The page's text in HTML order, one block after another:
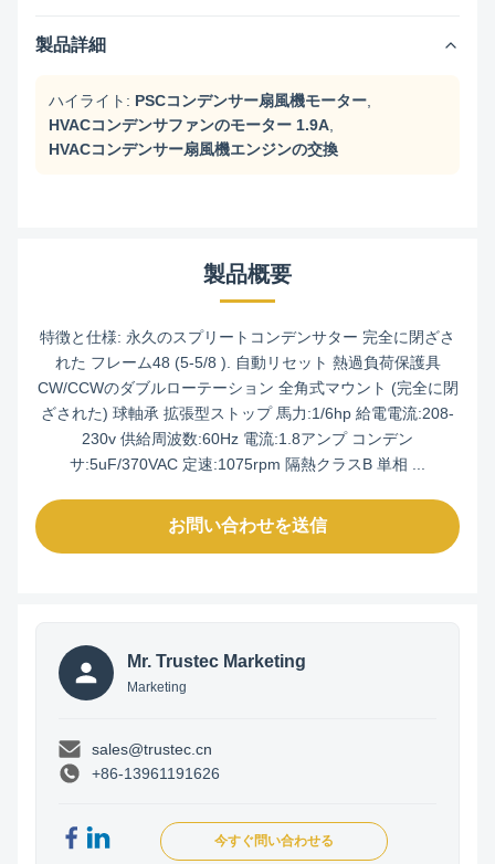
製品詳細
ハイライト: PSCコンデンサー扇風機モーター
HVACコンデンサファンのモーター 1.9A
HVACコンデンサー扇風機エンジンの交換
製品概要
特徴と仕様: 永久のスプリートコンデンサター 完全に閉ざさ
れた フレーム48 (5-5/8 ). 自動リセット 熱過負荷保護具
CW/CCWのダブルローテーション 全角式マウント (完全に閉
ざされた) 球軸承 拡張型ストップ 馬力:1/6hp 給電電流:208-
230v 供給周波数:60Hz 電流:1.8アンプ コンデン
サ:5uF/370VAC 定速:1075rpm 隔熱クラスB 単相 ...
お問い合わせを送信
Mr. Trustec Marketing
Marketing
sales@trustec.cn
+86-13961191626
今すぐ問い合わせる